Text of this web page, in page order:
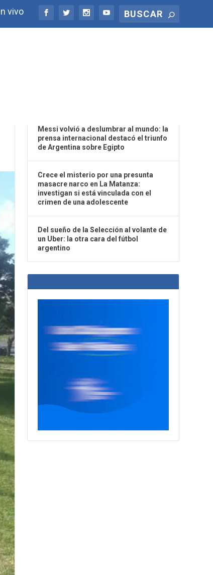
vivo
Messi volvió a deslumbrar al mundo: la
prensa internacional destacó el triunfo
de Argentina sobre Egipto
Crece el misterio por una presunta
masacre narco en La Matanza:
investigan si está vinculada con el
crimen de una adolescente
Del sueño de la Selección al volante de
un Uber: la otra cara del fútbol
argentino